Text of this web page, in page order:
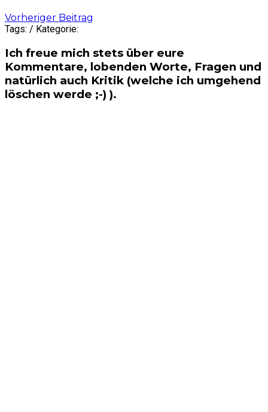
Post
navigation
Vorheriger Beitrag
Tags: / Kategorie:
Ich freue mich stets über eure
Kommentare, lobenden Worte, Fragen und
natürlich auch Kritik (welche ich umgehend
löschen werde ;-) ).